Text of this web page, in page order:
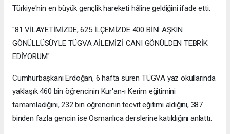
Türkiye'nin en büyük gençlik hareketi hâline geldiğini ifade etti.
"81 VİLAYETİMİZDE, 625 İLÇEMİZDE 400 BİNİ AŞKIN
GÖNÜLLÜSÜYLE TÜGVA AİLEMİZİ CANI GÖNÜLDEN TEBRİK
EDİYORUM"
Cumhurbaşkanı Erdoğan, 6 hafta süren TÜGVA yaz okullarında
yaklaşık 460 bin öğrencinin Kur'an-ı Kerim eğitimini
tamamladığını, 232 bin öğrencinin tecvit eğitimi aldığını, 387
binden fazla gencin ise Osmanlıca derslerine katıldığını anlattı.